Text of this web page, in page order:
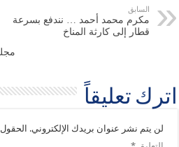
السابق
مكرم محمد أحمد … نندفع بسرعة
قطار إلى كارثة المناخ
اترك تعليقاً
لن يتم نشر عنوان بريدك الإلكتروني. الحقول